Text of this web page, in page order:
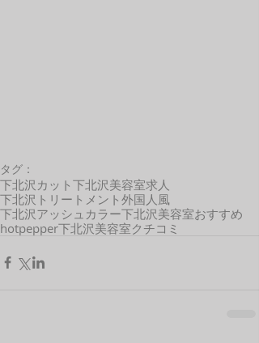
タグ：
下北沢カット 下北沢美容室求人
下北沢トリートメント 外国人風
下北沢アッシュカラー下北沢美容室おすすめ
hotpepper下北沢美容室クチコミ